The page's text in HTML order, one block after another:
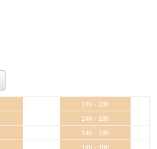
14h - 18h
14h - 18h
14h - 18h
14h - 18h